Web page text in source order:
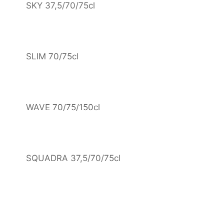
SKY 37,5/70/75cl
SLIM 70/75cl
WAVE 70/75/150cl
SQUADRA 37,5/70/75cl